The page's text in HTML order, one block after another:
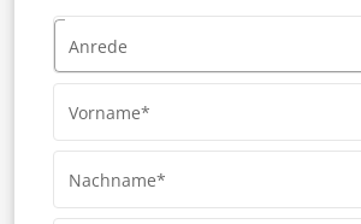
Anrede
Vorname*
Nachname*